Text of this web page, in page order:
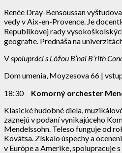
Renée Dray-Bensoussan
vedy v Aix-en-Provence. Je
Republikovej rady
geografie. Prednáša na
V spolupráci s Lóžou B’nai B’rith
Dom umenia, Moyzesova 66 |
18:30 Komorný orchester
Klasické hudobné diela,
zaznejú v podaní vynikajúceho
Mendelssohn. Teleso funguje od
Kovátsa. Získalo úspechy a
v Európe a Amerike, spolupracuje